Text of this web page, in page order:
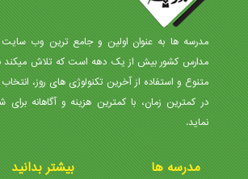
مدرسه ها به عنوان اولین و جامع ترین وب
مدارس کشور بیش از یک دهه است که تلاش میکند
متنوع و استفاده از آخرین تکنولوژی های روز،
در کمترین زمان، با کمترین هزینه و آگاهانه برای
نماید.
مدرسه ها بیشتر بدانید